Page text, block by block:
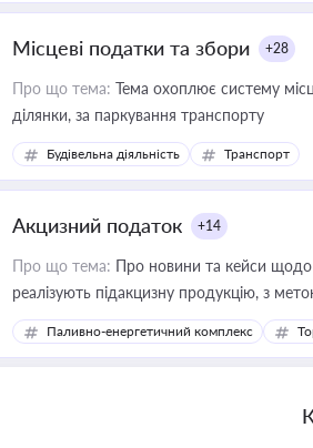
Місцеві податки та збори +28
Про що тема: Тема охоплює систему
ділянки, за паркування транспорту
Будівельна діяльність Транспорт
Акцизний податок +14
Про що тема: Про новини та кейси щодо
реалізують підакцизну продукцію, з
Паливно-енергетичний комплекс